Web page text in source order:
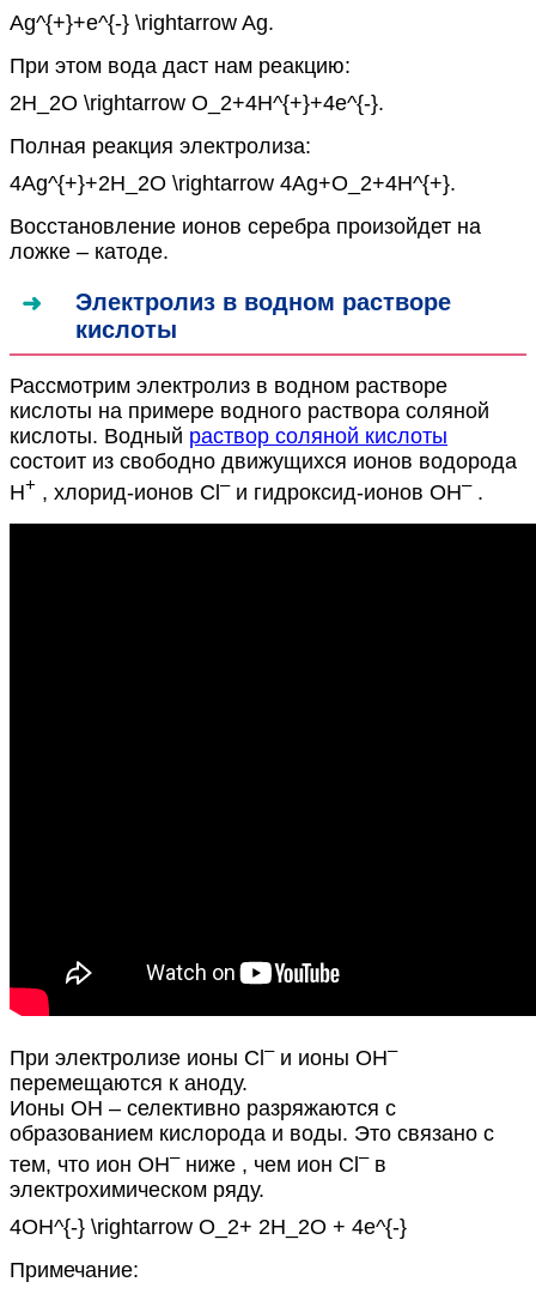
Ag^{+}+e^{-} \rightarrow Ag.
При этом вода даст нам реакцию:
2H_2O \rightarrow O_2+4H^{+}+4e^{-}.
Полная реакция электролиза:
4Ag^{+}+2H_2O \rightarrow 4Ag+O_2+4H^{+}.
Восстановление ионов серебра произойдет на
ложке – катоде.
Электролиз в водном растворе
кислоты
Рассмотрим электролиз в водном растворе
кислоты на примере водного раствора соляной
кислоты. Водный раствор соляной кислоты
состоит из свободно движущихся ионов водорода
H+ , хлорид-ионов Cl –и гидроксид-ионов OH–.
При электролизе ионы Cl –и ионы OH–
перемещаются к аноду.
Ионы ОН – селективно разряжаются с
образованием кислорода и воды. Это связано с
тем, что ион OH–ниже , чем ион Cl –в
электрохимическом ряду.
4OH^{-} \rightarrow O_2+ 2H_2O + 4e^{-}
Примечание: